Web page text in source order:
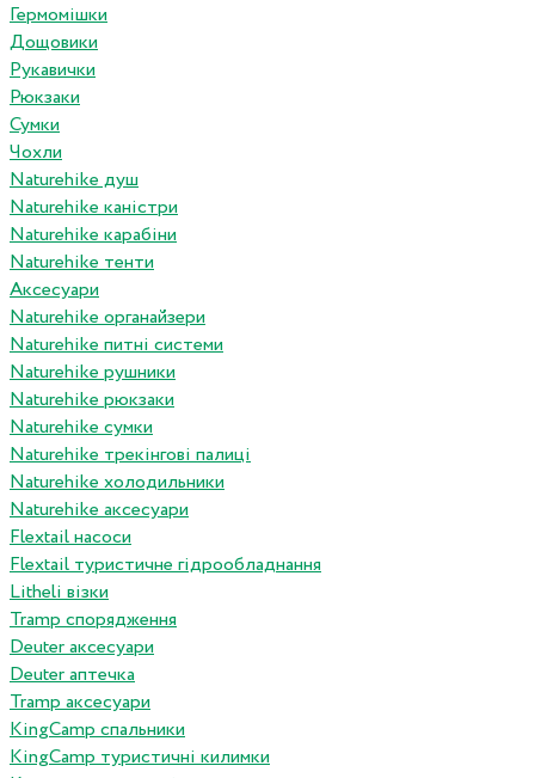
Гермомішки
Дощовики
Рукавички
Рюкзаки
Сумки
Чохли
Naturehike душ
Naturehike каністри
Naturehike карабіни
Naturehike тенти
Аксесуари
Naturehike органайзери
Naturehike питні системи
Naturehike рушники
Naturehike рюкзаки
Naturehike сумки
Naturehike трекінгові палиці
Naturehike холодильники
Naturehike аксесуари
Flextail насоси
Flextail туристичне гідрообладнання
Litheli візки
Tramp спорядження
Deuter аксесуари
Deuter аптечка
Tramp аксесуари
KingCamp спальники
KingCamp туристичні килимки